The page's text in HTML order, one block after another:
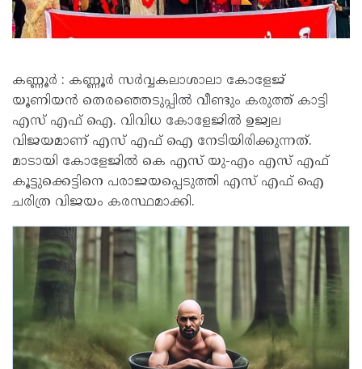
കണ്ണൂര്‍ : കണ്ണൂർ സര്‍വ്വകലാശാലാ കോളേജ്
യൂണിയന്‍ തെരഞ്ഞെടുപ്പില്‍ വീണ്ടും കരുത്ത് കാട്ടി
എസ് എഫ്‌ ഐ. വിവിധ കോളേജില്‍ ഉജ്വല
വിജയമാണ് എസ് എഫ് ഐ നേടിയിരിക്കുന്നത്.
മാടായി കോളേജില്‍ കെ എസ് യു-എം എസ് എഫ്
കൂട്ടുക്കെട്ടിനെ പരാജയപ്പെടുത്തി എസ് എഫ് ഐ
ചരിത്ര വിജയം കരസ്ഥമാക്കി.